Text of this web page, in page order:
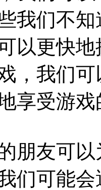
我们不
以更快
，我们
享受游
朋友可
们可能